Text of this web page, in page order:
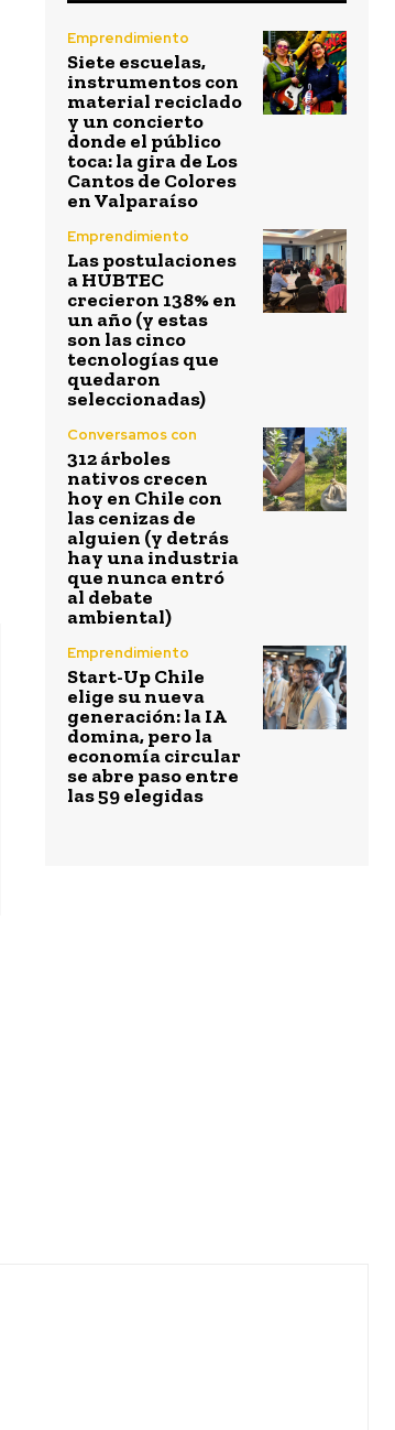
Emprendimiento
Siete escuelas,
instrumentos con
material reciclado
y un concierto
donde el público
toca: la gira de Los
Cantos de Colores
en Valparaíso
Emprendimiento
Las postulaciones
a HUBTEC
crecieron 138% en
un año (y estas
son las cinco
tecnologías que
quedaron
seleccionadas)
Conversamos con
312 árboles
nativos crecen
hoy en Chile con
las cenizas de
alguien (y detrás
hay una industria
que nunca entró
al debate
ambiental)
Emprendimiento
Start-Up Chile
elige su nueva
generación: la IA
domina, pero la
economía circular
se abre paso entre
las 59 elegidas